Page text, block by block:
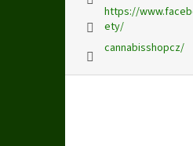
https://
ety/
cannabisshopcz/